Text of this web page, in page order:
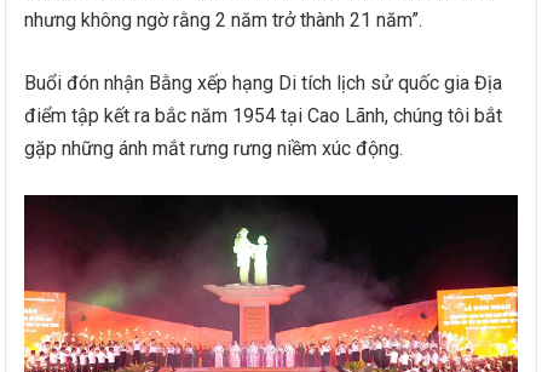
nhưng không ngờ rằng 2 năm trở thành 21 năm”.
Buổi đón nhận Bằng xếp hạng Di tích lịch sử quốc gia Địa
điểm tập kết ra bắc năm 1954 tại Cao Lãnh, chúng tôi bắt
gặp những ánh mắt rưng rưng niềm xúc động.